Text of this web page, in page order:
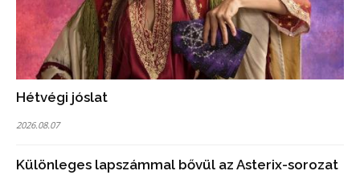
Hétvégi jóslat
2026.08.07
Különleges lapszámmal bővül az Asterix-sorozat